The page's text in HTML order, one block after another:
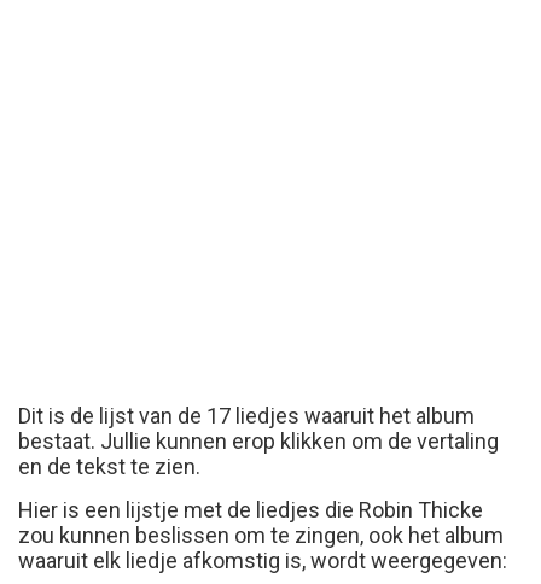
Dit is de lijst van de 17 liedjes waaruit het album
bestaat. Jullie kunnen erop klikken om de vertaling
en de tekst te zien.
Hier is een lijstje met de liedjes die Robin Thicke
zou kunnen beslissen om te zingen, ook het album
waaruit elk liedje afkomstig is, wordt weergegeven: